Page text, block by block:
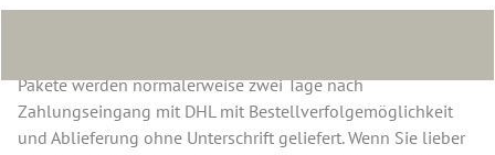
Pakete werden normalerweise zwei Tage nach
Zahlungseingang mit DHL mit Bestellverfolgemöglichkeit
und Ablieferung ohne Unterschrift geliefert. Wenn Sie lieber